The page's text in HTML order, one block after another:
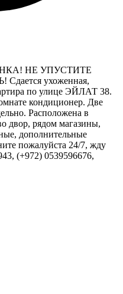
НЕ УПУСТИТЕ
ухоженная,
по улице ЭЙЛАТ 38.
кондиционер. Две
Расположена в
двор, рядом магазины,
дополнительные
пожалуйста 24/7, жду
(+972) 0539596676,